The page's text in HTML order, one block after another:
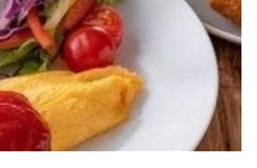
部変更になる場合がご
、お子様向けのお食事は